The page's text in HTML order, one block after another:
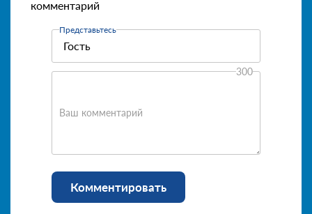
комментарий
Представьтесь
Ваш комментарий
300
Комментировать